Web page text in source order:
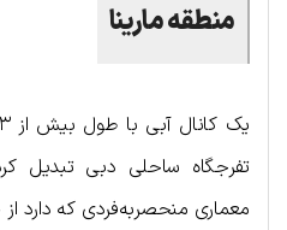
منطقه مارینا
تفرجگاه ساحلی دبی تبدیل
معماری منحصربه‌فردی که دارد